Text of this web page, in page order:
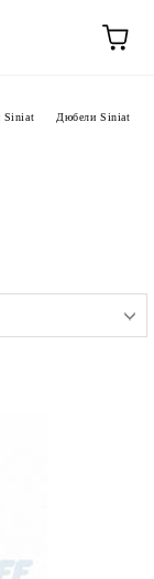
Siniat Дюбели Siniat